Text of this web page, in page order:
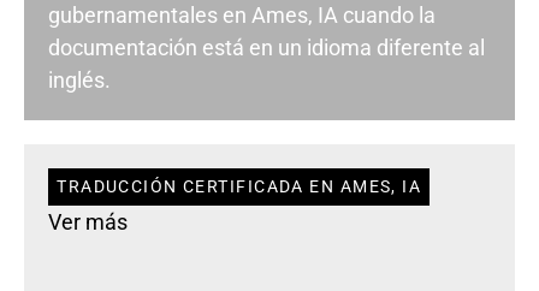
gubernamentales en Ames, IA cuando la
documentación está en un idioma diferente al
inglés.
TRADUCCIÓN CERTIFICADA EN AMES, IA
Ver más